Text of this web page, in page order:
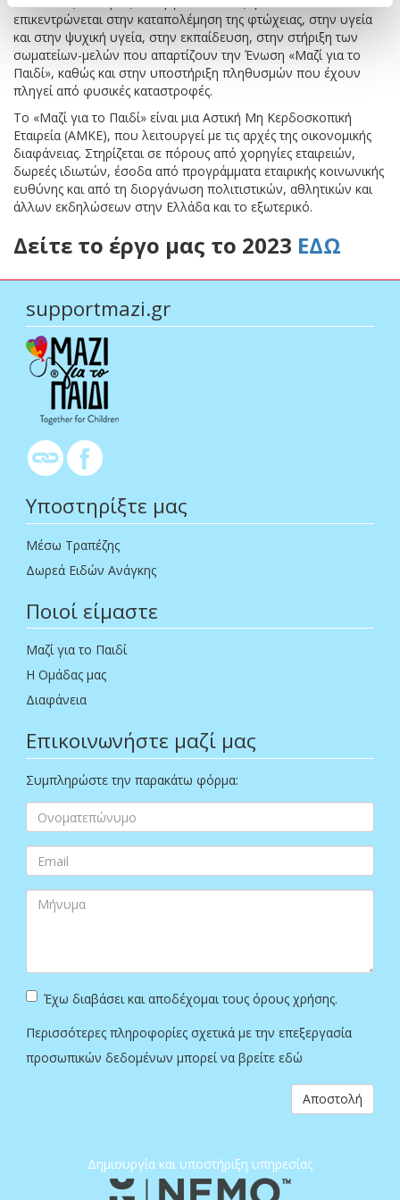
επικεντρώνεται στην καταπολέμηση της φτώχειας, στην υγεία
και στην ψυχική υγεία, στην εκπαίδευση, στην στήριξη των
σωματείων-μελών που απαρτίζουν την Ένωση «Μαζί για το
Παιδί», καθώς και στην υποστήριξη πληθυσμών που έχουν
πληγεί από φυσικές καταστροφές.
Το «Μαζί για το Παιδί» είναι μια Αστική Μη Κερδοσκοπική
Εταιρεία (ΑΜΚΕ), που λειτουργεί με τις αρχές της οικονομικής
διαφάνειας. Στηρίζεται σε πόρους από χορηγίες εταιρειών,
δωρεές ιδιωτών, έσοδα από προγράμματα εταιρικής κοινωνικής
ευθύνης και από τη διοργάνωση πολιτιστικών, αθλητικών και
άλλων εκδηλώσεων στην Ελλάδα και το εξωτερικό.
Δείτε το έργο μας το 2023 ΕΔΩ
supportmazi.gr
Υποστηρίξτε μας
Μέσω Τραπέζης
Δωρεά Ειδών Ανάγκης
Ποιοί είμαστε
Μαζί για το Παιδί
Η Ομάδας μας
Διαφάνεια
Επικοινωνήστε μαζί μας
Συμπληρώστε την παρακάτω φόρμα:
Έχω διαβάσει και αποδέχομαι τους όρους χρήσης.
Περισσότερες πληροφορίες σχετικά με την επεξεργασία
προσωπικών δεδομένων μπορεί να βρείτε εδώ
Αποστολή
Δημιουργία και υποστήριξη υπηρεσίας